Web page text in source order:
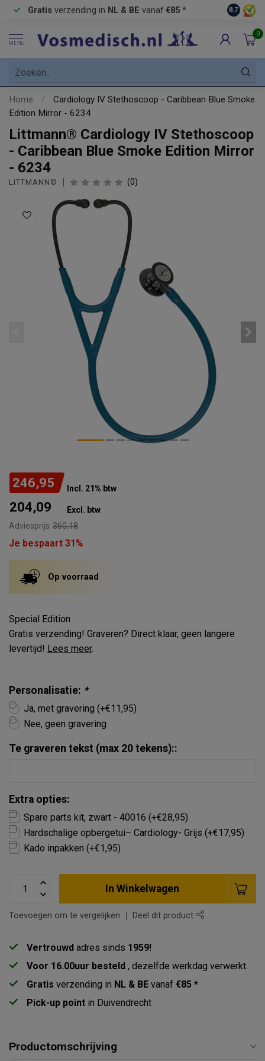
Gratis verzending in NL & BE vanaf €85 * Pick-up
8.7
MENU
0
Home /
Cardiology IV Stethoscoop - Caribbean Blue Smoke
Edition Mirror - 6234
Littmann® Cardiology IV Stethoscoop
- Caribbean Blue Smoke Edition Mirror
- 6234
LITTMANN® (0)
246,95 Incl. 21% btw
204,09 Excl. btw
Adviesprijs 360,18
Je bespaart 31%
Op voorraad
Special Edition
Gratis verzending! Graveren? Direct klaar, geen langere
levertijd! Lees meer.
Personalisatie: *
Ja, met gravering (+€11,95)
Nee, geen gravering
Te graveren tekst (max 20 tekens)::
Extra opties:
Spare parts kit, zwart - 40016 (+€28,95)
Hardschalige opbergetui– Cardiology- Grijs (+€17,95)
Kado inpakken (+€1,95)
In Winkelwagen
Toevoegen om te vergelijken Deel dit product
Vertrouwd adres sinds 1959!
Voor 16.00uur besteld , dezelfde werkdag verwerkt.
Gratis verzending in NL & BE vanaf €85 *
Pick-up point in Duivendrecht
Productomschrijving